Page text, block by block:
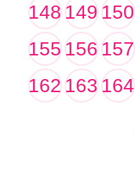
148149150
155156157
162163164